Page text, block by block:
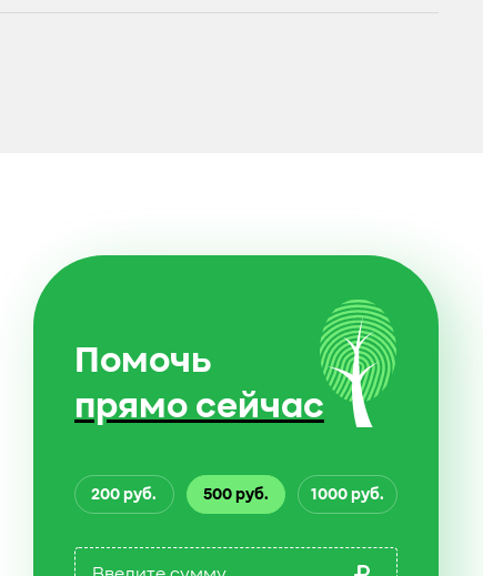
Помочь
прямо сейчас
200 руб. 500 руб. 1000 руб.